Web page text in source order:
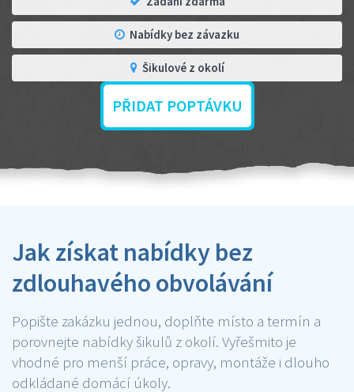
Nabídky bez závazku
Šikulové z okolí
PŘIDAT POPTÁVKU
Jak získat nabídky bez
zdlouhavého obvolávání
Popište zakázku jednou, doplňte místo a termín a
porovnejte nabídky šikulů z okolí. Vyřešmito je
vhodné pro menší práce, opravy, montáže i dlouho
odkládané domácí úkoly.